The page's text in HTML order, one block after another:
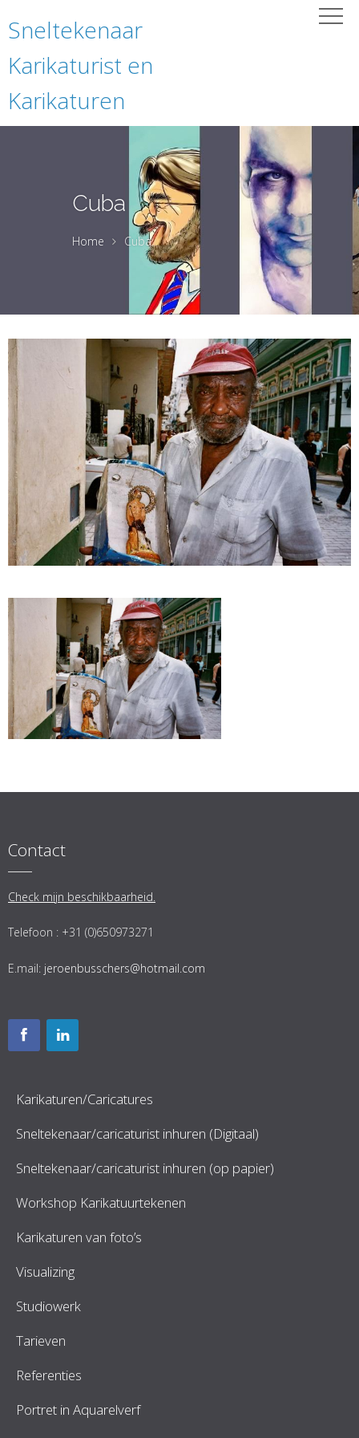
Sneltekenaar
Karikaturist en
Karikaturen
Cuba
Home Cuba
Contact
Check mijn beschikbaarheid.
Telefoon : +31 (0)650973271
E.mail: jeroenbusschers@hotmail.com
Karikaturen/Caricatures
Sneltekenaar/caricaturist inhuren (Digitaal)
Sneltekenaar/caricaturist inhuren (op papier)
Workshop Karikatuurtekenen
Karikaturen van foto’s
Visualizing
Studiowerk
Tarieven
Referenties
Portret in Aquarelverf